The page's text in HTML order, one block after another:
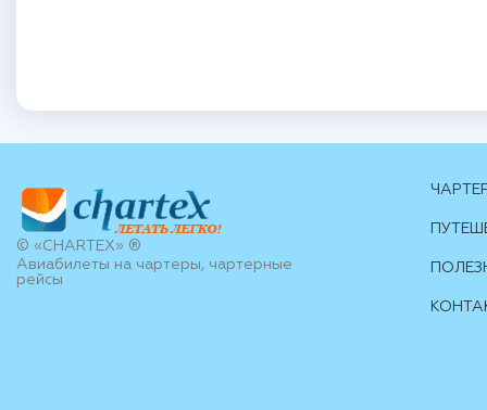
© «CHARTEX» ®
Авиабилеты на чартеры, чартерные
рейсы